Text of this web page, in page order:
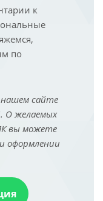
к
по
нашем сайте
О желаемых
вы можете
оформлении